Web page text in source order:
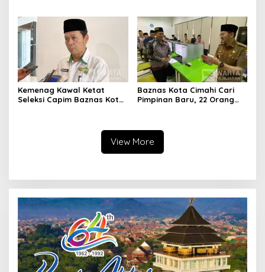
Kemenag Kawal Ketat
Seleksi Capim Baznas Kota
Baznas Kota Cimahi Cari
Pimpinan Baru, 22 Orang
View More